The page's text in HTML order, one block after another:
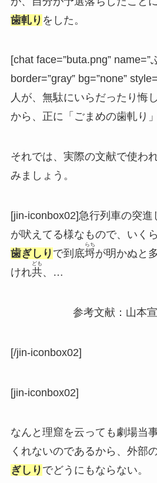
歯軋り をした。
[chat face=”buta.png” name=”
border=”gray” bg=”none”
人が、無駄にいらだったり悔
から、正に「ごまめの歯軋り
それでは、実際の文献で使わ
みましょう。
[jin-iconbox02]急行列車の突
が吠えてる様なもので、いく
歯ぎしり で到底埒
らち
が明かぬと
けれ共
ども
、…
参考文献：山本
[/jin-iconbox02]
[jin-iconbox02]
なんと理窟を云っても劇場当
くれないのであるから、外部
ぎしり でどうにもならない。